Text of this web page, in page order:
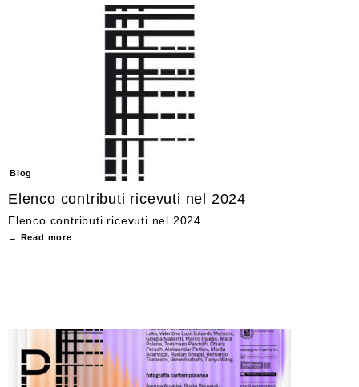
Blog
Elenco contributi ricevuti nel 2024
Elenco contributi ricevuti nel 2024
→ Read more